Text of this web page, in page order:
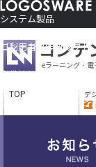
システム製品
コンテンツ作成ソフト
ソリューションサービ
ご利用者さま向け
eラーニング・
TOP デ